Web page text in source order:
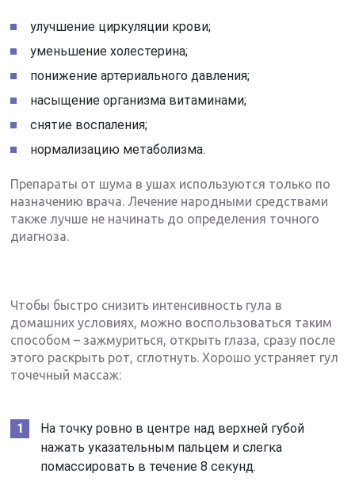
улучшение циркуляции крови;
уменьшение холестерина;
понижение артериального давления;
насыщение организма витаминами;
снятие воспаления;
нормализацию метаболизма.
Препараты от шума в ушах используются только по
назначению врача. Лечение народными средствами
также лучше не начинать до определения точного
диагноза.
Чтобы быстро снизить интенсивность гула в
домашних условиях, можно воспользоваться таким
способом – зажмуриться, открыть глаза, сразу после
этого раскрыть рот, сглотнуть. Хорошо устраняет гул
точечный массаж:
На точку ровно в центре над верхней губой
нажать указательным пальцем и слегка
помассировать в течение 8 секунд.